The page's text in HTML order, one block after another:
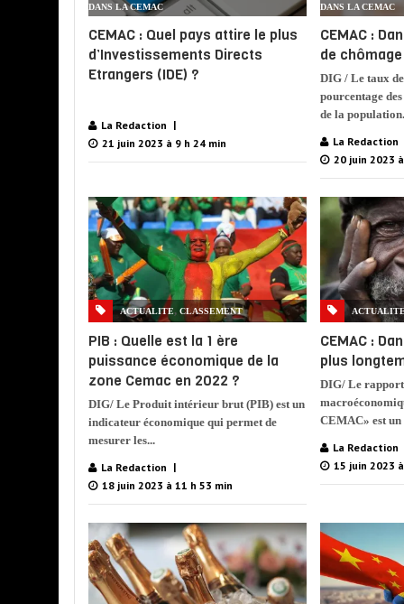
DANS LA CEMAC
CEMAC : Quel pays attire le plus
d’Investissements Directs
Etrangers (IDE) ?
La Redaction
21 juin 2023 à 9 h 24 min
DANS LA CEMAC
CEMAC :
de
DIG / Le taux
pourcentage
de la
La Redaction
20 juin 2023
ACTUALITE, CLASSEMENT
PIB : Quelle est la 1 ère
puissance économique de la
zone Cemac en 2022 ?
DIG/ Le Produit intérieur brut (PIB) est un
indicateur économique qui permet de
mesurer les...
La Redaction
18 juin 2023 à 11 h 53 min
CEMAC :
plus
DIG/ Le rapport
CEMAC» est
La Redaction
15 juin 2023